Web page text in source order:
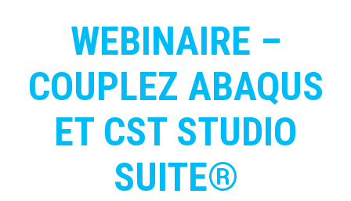
WEBINAIRE –
COUPLEZ ABAQUS
ET CST STUDIO
SUITE®